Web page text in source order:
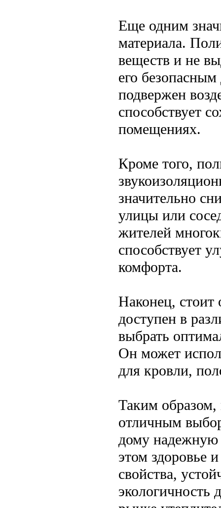
Еще одним
материала.
веществ и не
его
подвержен
способствует
помещениях.
Кроме того,
значительно
улицы или
жителей
способствует
комфорта.
Наконец, стоит
доступен в
выбрать
Он может
для кровли,
Таким образом,
отличным
дому надежную
этом здоровье
свойства,
экологичность